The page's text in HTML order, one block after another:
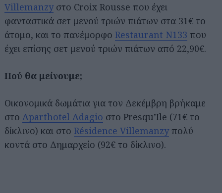
Villemanzyστο Croix Rousse που έχει
φανταστικά σετ μενού τριών πιάτων στα 31€ το
άτομο, και το πανέμορφο Restaurant N133 που
έχει επίσης σετ μενού τριών πιάτων από 22,90€.
Πού θα μείνουμε;
Οικονομικά δωμάτια για τον Δεκέμβρη βρήκαμε
στο Aparthotel Adagio στο Presqu’Ile (71€ το
δίκλινο) και στο Résidence Villemanzyπολύ
κοντά στο Δημαρχείο (92€ το δίκλινο).